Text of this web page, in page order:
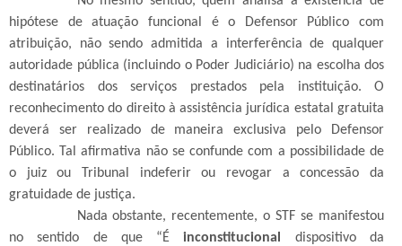
hipótese de atuação funcional é o Defensor Público com
atribuição, não sendo admitida a interferência de qualquer
autoridade pública (incluindo o Poder Judiciário) na escolha dos
destinatários dos serviços prestados pela instituição. O
reconhecimento do direito à assistência jurídica estatal gratuita
deverá ser realizado de maneira exclusiva pelo Defensor
Público. Tal afirmativa não se confunde com a possibilidade de
o juiz ou Tribunal indeferir ou revogar a concessão da
gratuidade de justiça.
Nada obstante, recentemente, o STF se manifestou
no sentido de que “Éinconstitucional
dispositivo da